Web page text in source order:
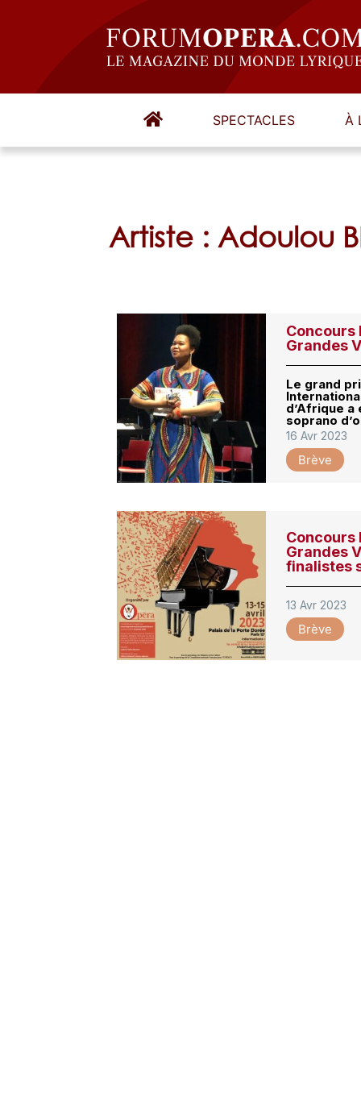
SPECTACLES À
Artiste : Adoulou
Concours
Grandes
Le grand
d’Afrique
soprano
16 Avr 2023
Brève
Concours
Grandes
finalistes
13 Avr 2023
Brève